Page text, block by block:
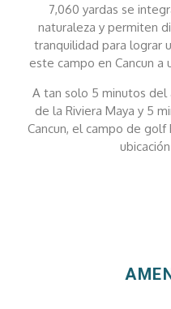
7,060 yardas se
naturaleza y permiten
tranquilidad para lograr
este campo en Cancun a
A tan solo 5 minutos del
de la Riviera Maya y 5
Cancun, el campo de golf